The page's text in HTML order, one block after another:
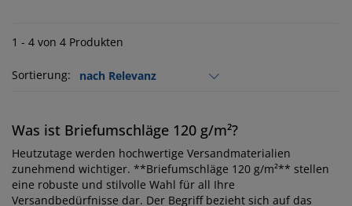
1 - 4 von 4 Produkten
Sortierung:
Was ist Briefumschläge 120 g/m²?
Heutzutage werden hochwertige Versandmaterialien
zunehmend wichtiger. **Briefumschläge 120 g/m²** stellen
eine robuste und stilvolle Wahl für all Ihre
Versandbedürfnisse dar. Der Begriff bezieht sich auf das